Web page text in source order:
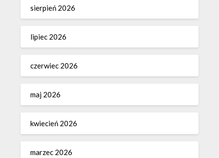
sierpień 2026
lipiec 2026
czerwiec 2026
maj 2026
kwiecień 2026
marzec 2026